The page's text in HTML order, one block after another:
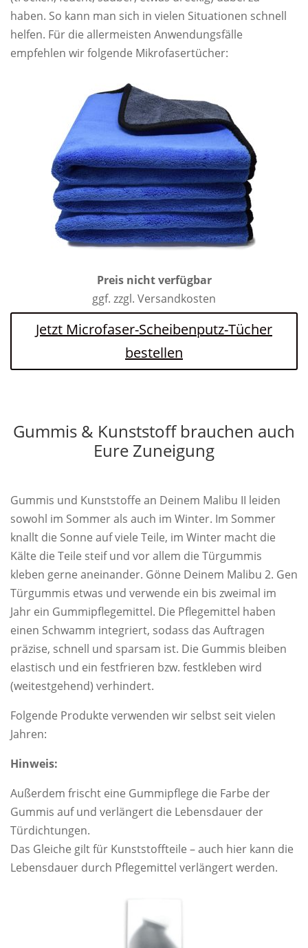
haben. So kann man sich in vielen Situationen schnell
helfen. Für die allermeisten Anwendungsfälle
empfehlen wir folgende Mikrofasertücher:
Preis nicht verfügbar
ggf. zzgl. Versandkosten
Jetzt Microfaser-Scheibenputz-Tücher
bestellen
Gummis & Kunststoff brauchen auch
Eure Zuneigung
Gummis und Kunststoffe an Deinem Malibu II leiden
sowohl im Sommer als auch im Winter. Im Sommer
knallt die Sonne auf viele Teile, im Winter macht die
Kälte die Teile steif und vor allem die Türgummis
kleben gerne aneinander. Gönne Deinem Malibu 2. Gen
Türgummis etwas und verwende ein bis zweimal im
Jahr ein Gummipflegemittel. Die Pflegemittel haben
einen Schwamm integriert, sodass das Auftragen
präzise, schnell und sparsam ist. Die Gummis bleiben
elastisch und ein festfrieren bzw. festkleben wird
(weitestgehend) verhindert.
Folgende Produkte verwenden wir selbst seit vielen
Jahren:
Hinweis:
Außerdem frischt eine Gummipflege die Farbe der
Gummis auf und verlängert die Lebensdauer der
Türdichtungen.
Das Gleiche gilt für Kunststoffteile – auch hier kann die
Lebensdauer durch Pflegemittel verlängert werden.